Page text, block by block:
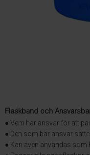
Flaskband och
● Vem har ansvar för att
● Den som bär ansvar
● Kan även användas